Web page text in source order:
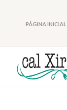
PÁGINA INICIAL